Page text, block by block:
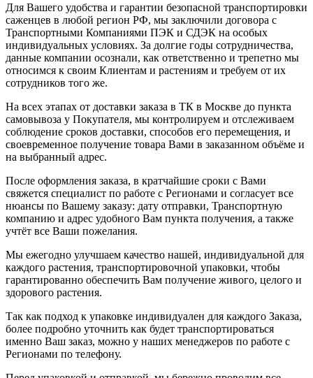
Для Вашего удобства и гарантии безопасной транспортировки
саженцев в любой регион РФ, мы заключили договора с
Транспортными Компаниями ПЭК и СДЭК на особых
индивидуальных условиях. За долгие годы сотрудничества,
данные компании осознали, как ответственно и трепетно мы
относимся к своим Клиентам и растениям и требуем от их
сотрудников того же.
На всех этапах от доставки заказа в ТК в Москве до пункта
самовывоза у Покупателя, мы контролируем и отслеживаем
соблюдение сроков доставки, способов его перемещения, и
своевременное получение товара Вами в заказанном объёме и
на выбранный адрес.
После оформления заказа, в кратчайшие сроки с Вами
свяжется специалист по работе с Регионами и согласует все
нюансы по Вашему заказу: дату отправки, Транспортную
компанию и адрес удобного Вам пункта получения, а также
учтёт все Ваши пожелания.
Мы ежегодно улучшаем качество нашей, индивидуальной для
каждого растения, транспортировочной упаковки, чтобы
гарантированно обеспечить Вам получение живого, целого и
здорового растения.
Так как подход к упаковке индивидуален для каждого Заказа,
более подробно уточнить как будет транспортироваться
именно Ваш заказ, можно у наших менеджеров по работе с
Регионами по телефону.